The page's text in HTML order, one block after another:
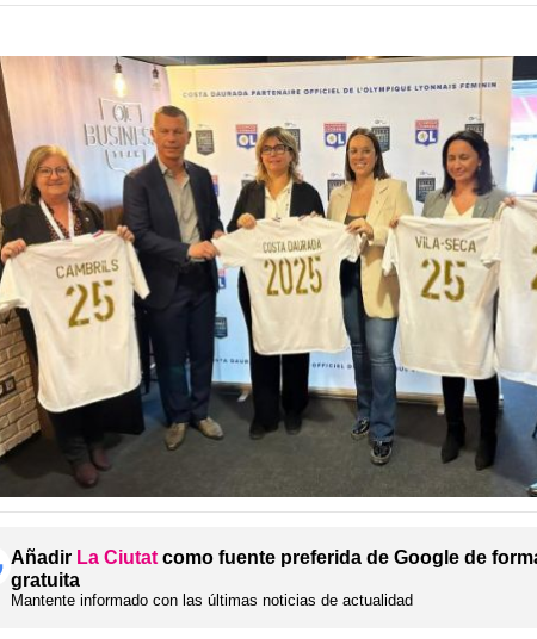
Añadir La Ciutat como fuente preferida de Google de
gratuita
Mantente informado con las últimas noticias de actualidad